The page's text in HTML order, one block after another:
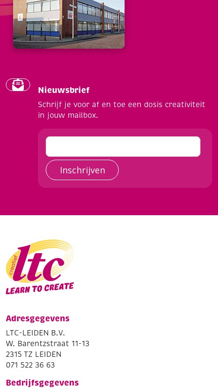
Nieuwsbrief
Schrijf je voor af en toe een dosis creativiteit
in jouw mailbox.
Inschrijven
Adresgegevens
LTC-LEIDEN B.V.
W. Barentzstraat 11-13
2315 TZ LEIDEN
071 522 36 63
Bedrijfsgegevens